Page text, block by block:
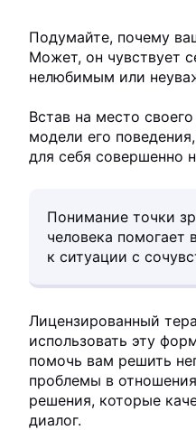
Подумайте, почему
Может, он чувствует
нелюбимым или
Встав на место
модели его
для себя совершенно
Понимание точки
человека помогает
к ситуации с
Лицензированный
использовать эту
помочь вам решить
проблемы в
решения, которые
диалог.